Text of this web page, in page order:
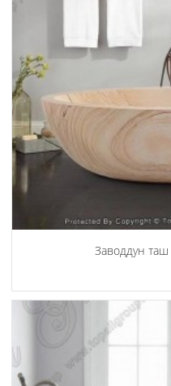
Заводдун таш